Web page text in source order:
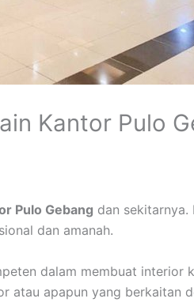
Kantor Pulo
Pulo Gebang dan sekitarnya.
dan amanah.
dalam membuat interior
atau apapun yang berkaitan